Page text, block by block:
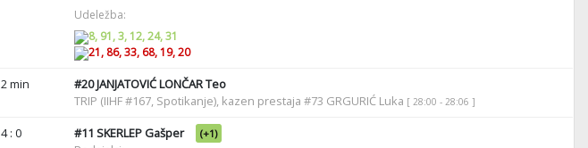
Udeležba:
8, 91, 3, 12, 24, 31
21, 86, 33, 68, 19, 20
2 min #20JANJATOVIĆ LONČAR Teo
TRIP (IIHF #167, Spotikanje), kazen prestaja #73 GRGURIĆ Luka [ 28:00 - 28:06 ]
4 : 0 #11 SKERLEP Gašper (+1)